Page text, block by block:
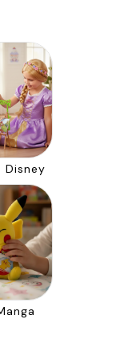
Disney